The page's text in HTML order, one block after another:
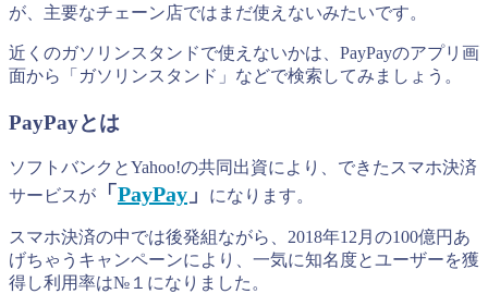
が、主要なチェーン店ではまだ使えないみたいです。
近くのガソリンスタンドで使えないかは、PayPayのアプリ画
面から「ガソリンスタンド」などで検索してみましょう。
PayPayとは
ソフトバンクとYahoo!の共同出資により、できたスマホ決済
サービスが
「 PayPay 」 になります。
スマホ決済の中では後発組ながら、2018年12月の100億円あ
げちゃうキャンペーンにより、一気に知名度とユーザーを獲
得し利用率は№１になりました。